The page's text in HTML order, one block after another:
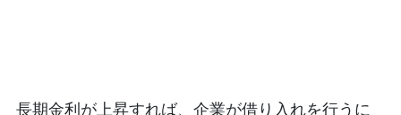
長期金利が上昇すれば、企業が借り入れを行うに